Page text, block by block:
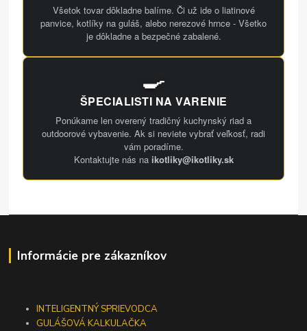
Všetok tovar dôkladne balíme. Či už ide o liatinové
panvice, kotlíky na guláš, alebo nerezové hrnce - Všetko
je dôkladne a bezpečné zabalené.
🍳
ŠPECIALISTI NA VARENIE
Ponúkame len overený tradičný kuchynský riad a
outdoorové vybavenie. Ak si neviete vybrať veľkosť, radi
vám poradíme.
Kontaktujte nás na ikotliky@ikotliky.sk
Informácie pre zákazníkov
INTELIGENTNÝ SPRIEVODCA
GULÁŠOVÁ KALKULAČKA